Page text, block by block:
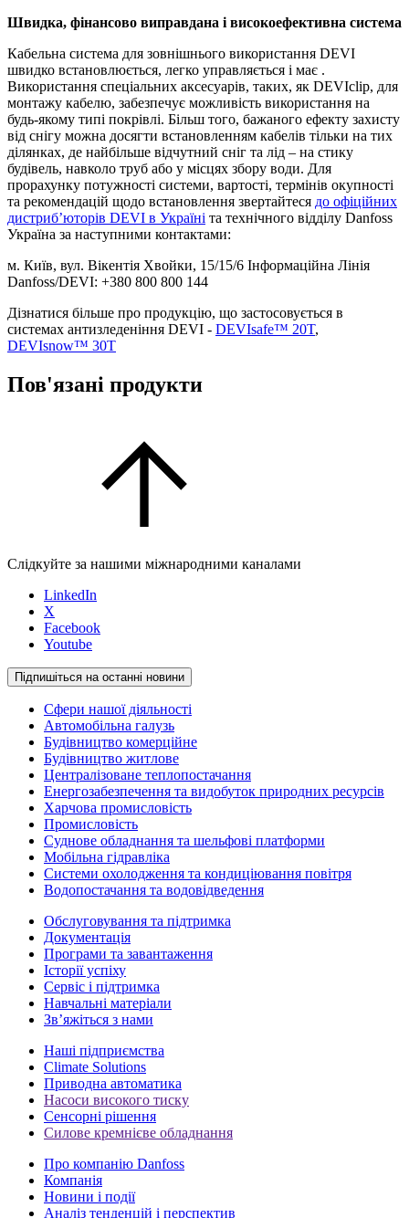
Швидка, фінансово виправдана і високоефективна система
Кабельна система для зовнішнього використання DEVI
швидко встановлюється, легко управляється і має .
Використання спеціальних аксесуарів, таких, як DEVIclip, для
монтажу кабелю, забезпечує можливість використання на
будь-якому типі покрівлі. Більш того, бажаного ефекту захисту
від снігу можна досягти встановленням кабелів тільки на тих
ділянках, де найбільше відчутний сніг та лід – на стику
будівель, навколо труб або у місцях збору води. Для
прорахунку потужності системи, вартості, термінів окупності
та рекомендацій щодо встановлення звертайтеся до офіційних
дистриб’юторів DEVI в Україні та технічного відділу Danfoss
Україна за наступними контактами:
м. Київ, вул. Вікентія Хвойки, 15/15/6 Інформаційна Лінія
Danfoss/DEVI: +380 800 800 144
Дізнатися більше про продукцію, що застосовується в
системах антизледеніння DEVI - DEVIsafe™ 20T,
DEVIsnow™ 30T
Пов'язані продукти
Слідкуйте за нашими міжнародними каналами
LinkedIn
X
Facebook
Youtube
Підпишіться на останні новини
Сфери нашої діяльності
Автомобільна галузь
Будівництво комерційне
Будівництво житлове
Централізоване теплопостачання
Енергозабезпечення та видобуток природних ресурсів
Харчова промисловість
Промисловість
Суднове обладнання та шельфові платформи
Мобільна гідравліка
Системи охолодження та кондиціювання повітря
Водопостачання та водовідведення
Обслуговування та підтримка
Документація
Програми та завантаження
Історії успіху
Сервіс і підтримка
Навчальні матеріали
Зв’яжіться з нами
Наші підприємства
Climate Solutions
Приводна автоматика
Насоси високого тиску
Сенсорні рішення
Силове кремнієве обладнання
Про компанію Danfoss
Компанія
Новини і події
Аналіз тенденцій і перспектив